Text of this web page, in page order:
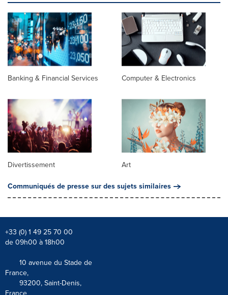
Banking & Financial Services Computer & Electronics
Divertissement
Art
Communiqués de presse sur des sujets similaires
+33 (0) 1 49 25 70 00
de 09h00 à 18h00
10 avenue du Stade de
France,
93200, Saint-Denis,